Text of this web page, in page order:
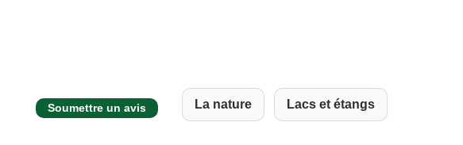
Soumettre un avis La nature Lacs et étangs